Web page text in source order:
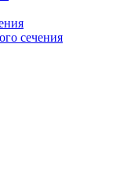
сечения